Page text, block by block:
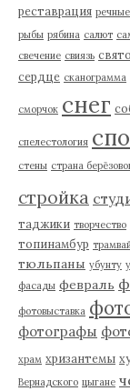
реставрация
рыбы рябина салют
свечение свиязь
сердце сканограмма
сморчок снег
спелестология
стены страна
стройка
таджики творчество
топинамбур
тюльпаны убунту
фасады февраль
фотовыставка
фотографы
храм хризантемы
Вернадского цыгане